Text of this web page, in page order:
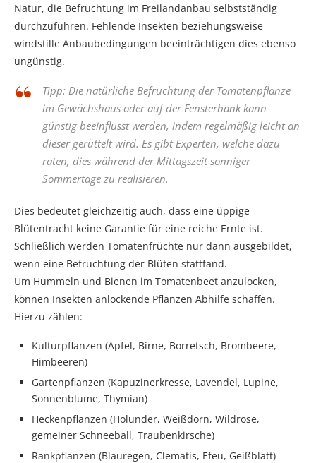
Natur, die Befruchtung im Freilandanbau selbstständig
durchzuführen. Fehlende Insekten beziehungsweise
windstille Anbaubedingungen beeinträchtigen dies ebenso
ungünstig.
Tipp: Die natürliche Befruchtung der Tomatenpflanze
im Gewächshaus oder auf der Fensterbank kann
günstig beeinflusst werden, indem regelmäßig leicht an
dieser gerüttelt wird. Es gibt Experten, welche dazu
raten, dies während der Mittagszeit sonniger
Sommertage zu realisieren.
Dies bedeutet gleichzeitig auch, dass eine üppige
Blütentracht keine Garantie für eine reiche Ernte ist.
Schließlich werden Tomatenfrüchte nur dann ausgebildet,
wenn eine Befruchtung der Blüten stattfand.
Um Hummeln und Bienen im Tomatenbeet anzulocken,
können Insekten anlockende Pflanzen Abhilfe schaffen.
Hierzu zählen:
Kulturpflanzen (Apfel, Birne, Borretsch, Brombeere,
Himbeeren)
Gartenpflanzen (Kapuzinerkresse, Lavendel, Lupine,
Sonnenblume, Thymian)
Heckenpflanzen (Holunder, Weißdorn, Wildrose,
gemeiner Schneeball, Traubenkirsche)
Rankpflanzen (Blauregen, Clematis, Efeu, Geißblatt)